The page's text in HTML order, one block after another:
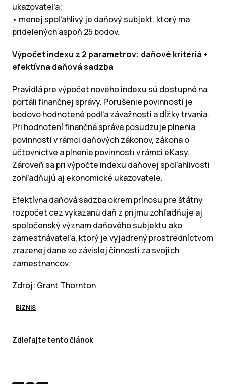
ukazovateľa;
• menej spoľahlivý je daňový subjekt, ktorý má
pridelených aspoň 25 bodov.
Výpočet indexu z 2 parametrov: daňové kritériá +
efektívna daňová sadzba
Pravidlá pre výpočet nového indexu sú dostupné na
portáli finančnej správy. Porušenie povinností je
bodovo hodnotené podľa závažnosti a dĺžky trvania.
Pri hodnotení finančná správa posudzuje plnenia
povinností v rámci daňových zákonov, zákona o
účtovníctve a plnenie povinností v rámci eKasy.
Zároveň sa pri výpočte indexu daňovej spoľahlivosti
zohľadňujú aj ekonomické ukazovatele.
Efektívna daňová sadzba okrem prínosu pre štátny
rozpočet cez vykázanú daň z príjmu zohľadňuje aj
spoločenský význam daňového subjektu ako
zamestnávateľa, ktorý je vyjadrený prostredníctvom
zrazenej dane zo závislej činnosti za svojich
zamestnancov.
Zdroj: Grant Thornton
BIZNIS
Zdieľajte tento článok